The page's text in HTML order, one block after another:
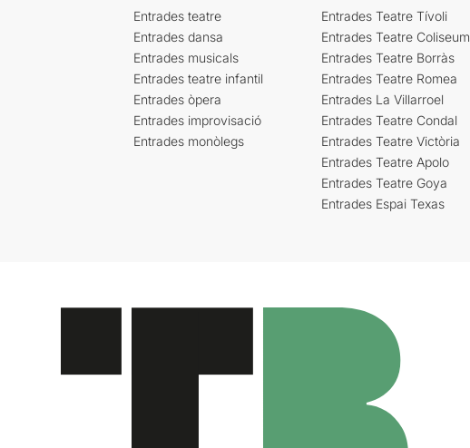
Entrades teatre
Entrades dansa
Entrades musicals
Entrades teatre infantil
Entrades òpera
Entrades improvisació
Entrades monòlegs
Entrades Teatre Tívoli
Entrades Teatre Coliseum
Entrades Teatre Borràs
Entrades Teatre Romea
Entrades La Villarroel
Entrades Teatre Condal
Entrades Teatre Victòria
Entrades Teatre Apolo
Entrades Teatre Goya
Entrades Espai Texas